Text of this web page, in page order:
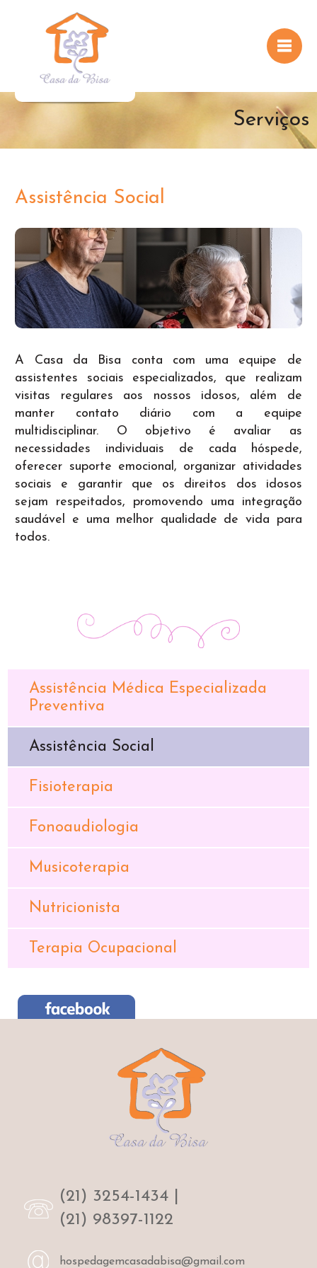
Serviços
Assistência Social
A Casa da Bisa conta com uma equipe de
assistentes sociais especializados, que realizam
visitas regulares aos nossos idosos, além de
manter contato diário com a equipe
multidisciplinar. O objetivo é avaliar as
necessidades individuais de cada hóspede,
oferecer suporte emocional, organizar atividades
sociais e garantir que os direitos dos idosos
sejam respeitados, promovendo uma integração
saudável e uma melhor qualidade de vida para
todos.
Assistência Médica Especializada
Preventiva
Assistência Social
Fisioterapia
Fonoaudiologia
Musicoterapia
Nutricionista
Terapia Ocupacional
(21) 3254-1434
(21) 98397-1122
hospedagemcasadabisa@gmail.com